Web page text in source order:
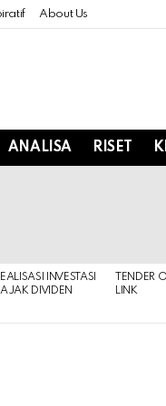
About Us
ANALISA RISET
INVESTASI
DIVIDEN
TENDER
LINK